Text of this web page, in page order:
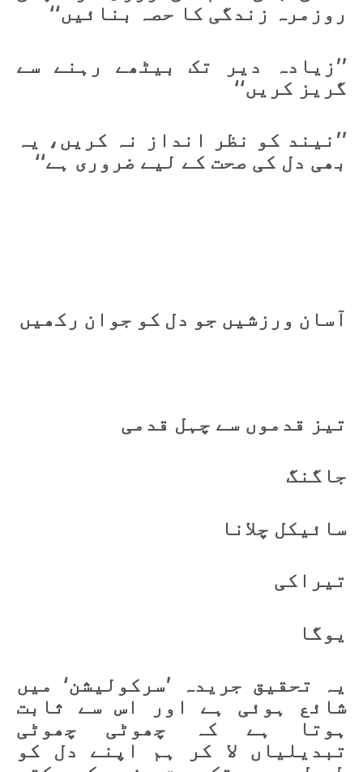
روزمرہ زندگی کا حصہ بنائیں‘‘
’’زیادہ دیر تک بیٹھے رہنے سے
گریز کریں‘‘
’’نیند کو نظر انداز نہ کریں، یہ
بھی دل کی صحت کے لیے ضروری ہے‘‘
آسان ورزشیں جو دل کو جوان رکھیں
تیز قدموں سے چہل قدمی
جاگنگ
سائیکل چلانا
تیراکی
یوگا
یہ تحقیق جریدہ ’سرکولیشن‘ میں
شائع ہوئی ہے اور اس سے ثابت
ہوتا ہے کہ چھوٹی چھوٹی
تبدیلیاں لا کر ہم اپنے دل کو